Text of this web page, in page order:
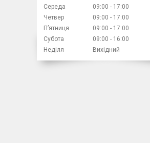
Середа
09:00
17:00
Четвер
09:00
17:00
Пʼятниця
09:00
17:00
Субота
09:00
16:00
Неділя
Вихідний